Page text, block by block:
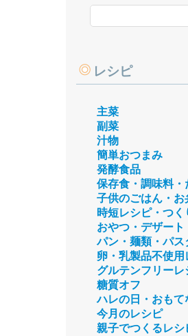
レシピ
主菜
副菜
汁物
簡単おつまみ
発酵食品
保存食・調味料・
子供のごはん・お
時短レシピ・つく
おやつ・デザート
パン・麺類・パス
卵・乳製品不使用
グルテンフリーレ
糖質オフ
ハレの日・おもて
今月のレシピ
親子でつくるレシ